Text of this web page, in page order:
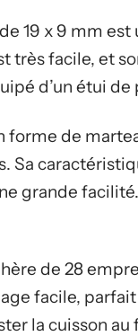
19 x 9 mm
très facile, et
d’un étui
forme de
Sa
grande
de 28
facile,
la cuisson